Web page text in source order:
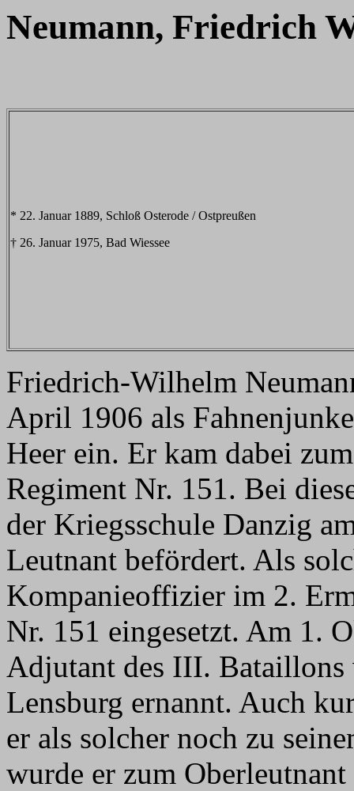
Neumann, Friedrich
* 22. Januar 1889, Schloß Osterode / Ostpreußen
† 26. Januar 1975, Bad Wiessee
Friedrich-Wilhelm
April 1906 als
Heer ein. Er kam dabei
Regiment Nr. 151. Bei
der Kriegsschule Danzig
Leutnant befördert. Als
Kompanieoffizier im 2.
Nr. 151 eingesetzt. Am 1.
Adjutant des III. Bataillons
Lensburg ernannt. Auch
er als solcher noch zu
wurde er zum